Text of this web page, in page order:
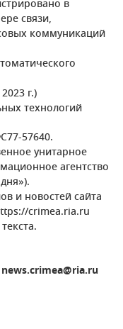
в
связи,
коммуникаций
г.)
технологий
57640.
унитарное
агентство
и новостей сайта
crimea.ria.ru
news.crimea@ria.ru